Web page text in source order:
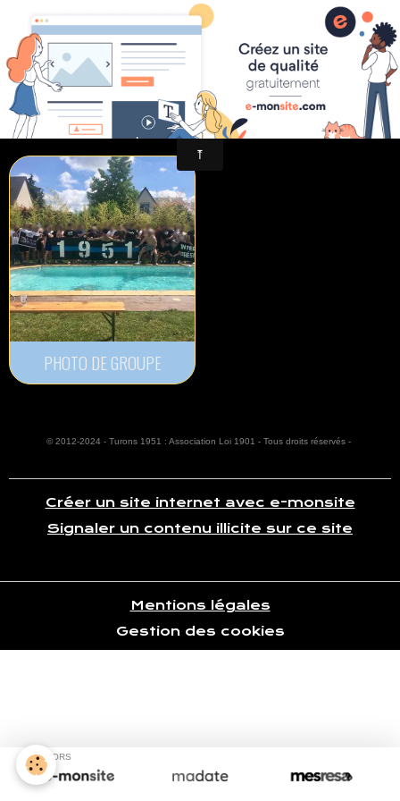
- TURONS 1951 -
BARBECUE FIN DE SAISON
PHOTO DE GROUPE
© 2012-2024 - Turons 1951 : Association Loi 1901 - Tous droits réservés -
Créer un site internet avec e-monsite
Signaler un contenu illicite sur ce site
Mentions légales
Gestion des cookies
SPONSORS